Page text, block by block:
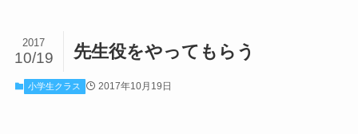
先生役をやってもらう
2017
10/19
小学生クラス 2017年10月19日